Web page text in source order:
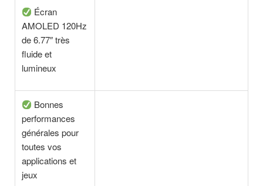
Écran
AMOLED 120Hz
de 6.77″ très
fluide et
lumineux
Bonnes
performances
générales pour
toutes vos
applications et
jeux